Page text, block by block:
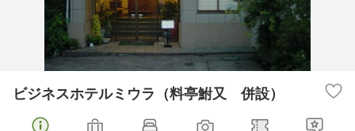
ビジネスホテルミウラ（料亭鮒又 併設）